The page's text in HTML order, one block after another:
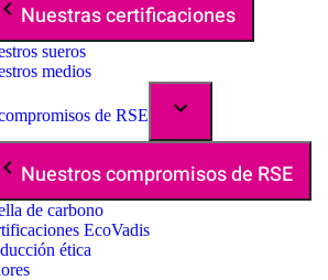
Nuestras certificaciones
sueros
medios
de RSE
Nuestros compromisos de RSE
de carbono
EcoVadis
ética